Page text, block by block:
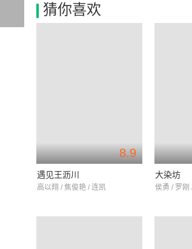
猜你喜欢
8.9
遇见王沥川
高以翔 / 焦俊艳 / 连凯
大染坊
侯勇 / 罗刚